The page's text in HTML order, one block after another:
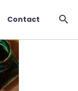
Contact